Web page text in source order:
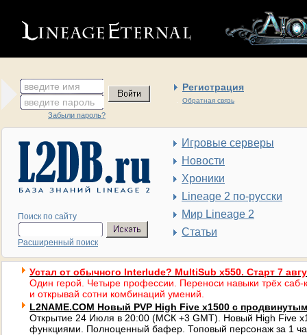
введите имя Регистрация
Обратная связь
введите пароль
Забыли пароль?
Поиск по сайту
Расширенный поиск
Игровые серверы
Новости
Хроники
Lineage 2 по-русски
Мир Lineage 2
Статьи
Устал от обычного Interlude? MultiSub x550. Старт 7
Один герой. Четыре профессии. Переноси навыки трёх саб-
и открывай сотни комбинаций умений.
L2NAME.COM Новый PVP High Five x1500 с
Открытие 24 Июля в 20:00 (МСК +3 GMT). Новый High Five
функциями. Полноценный бафер. Топовый персонаж за 1